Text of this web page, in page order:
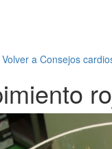
Volver a Consejos